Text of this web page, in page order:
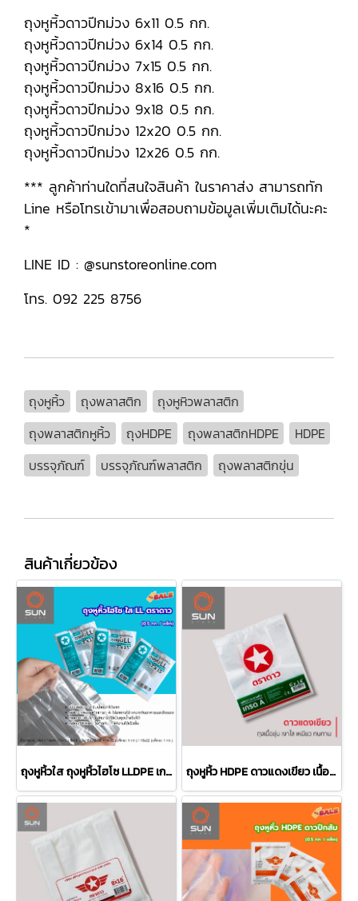
ถุงหูหิ้วดาวปีกม่วง 6x11 0.5 กก.
ถุงหูหิ้วดาวปีกม่วง 6x14 0.5 กก.
ถุงหูหิ้วดาวปีกม่วง 7x15 0.5 กก.
ถุงหูหิ้วดาวปีกม่วง 8x16 0.5 กก.
ถุงหูหิ้วดาวปีกม่วง 9x18 0.5 กก.
ถุงหูหิ้วดาวปีกม่วง 12x20 0.5 กก.
ถุงหูหิ้วดาวปีกม่วง 12x26 0.5 กก.
*** ลูกค้าท่านใดที่สนใจสินค้า ในราคาส่ง สามารถทัก
Line หรือโทรเข้ามาเพื่อสอบถามข้อมูลเพิ่มเติมได้นะคะ
*
LINE ID : @sunstoreonline.com
โทร. 092 225 8756
ถุงหูหิ้ว ถุงพลาสติก
ถุงหูหิวพลาสติก
ถุงพลาสติกหูหิ้ว
ถุงHDPE ถุงพลาสติกHDPE
HDPE
บรรจุภัณฑ์
บรรจุภัณฑ์พลาสติก ถุงพลาสติกขุ่น
สินค้าเกี่ยวข้อง
ถุงหูหิ้วใส ถุงหูหิ้วไฮโซ LLDPE เกรด A หนาพิเศษ (มีทุกขนาด) ถุงหูหิ้ว HDPE ดาวแดงเขียว เนื้อใสเงางามพิเศษ เกรด A หนาปานกลาง (มีทุกขนาด)